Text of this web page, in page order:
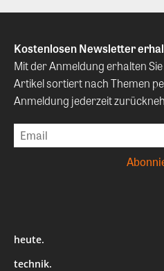
Kostenlosen Newsletter
Mit der Anmeldung erhalten
Artikel sortiert nach Themen
Anmeldung jederzeit
heute.
technik.